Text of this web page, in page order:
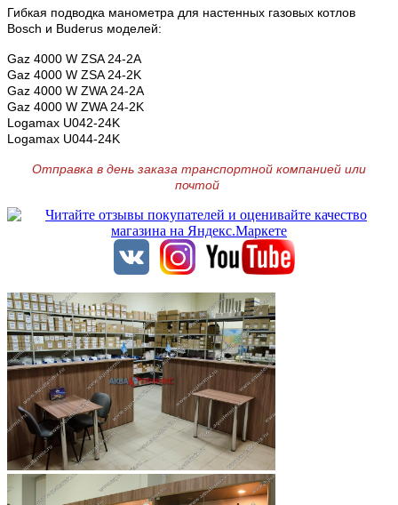
Гибкая подводка манометра для настенных газовых котлов
Bosch и Buderus моделей:
Gaz 4000 W ZSA 24-2A
Gaz 4000 W ZSA 24-2K
Gaz 4000 W ZWA 24-2A
Gaz 4000 W ZWA 24-2K
Logamax U042-24K
Logamax U044-24K
Отправка в день заказа транспортной компанией или
почтой